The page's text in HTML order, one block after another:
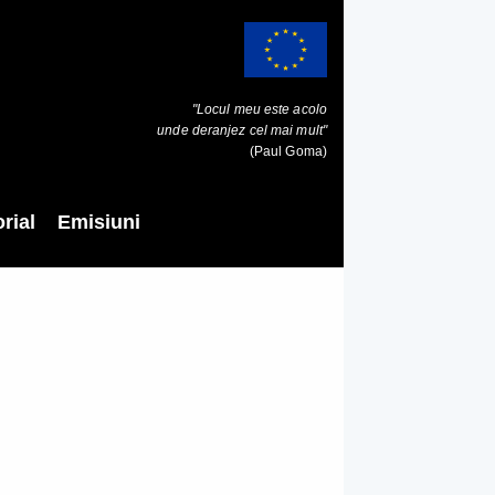
"Locul meu este acolo
unde deranjez cel mai mult"
(Paul Goma)
Emisiuni